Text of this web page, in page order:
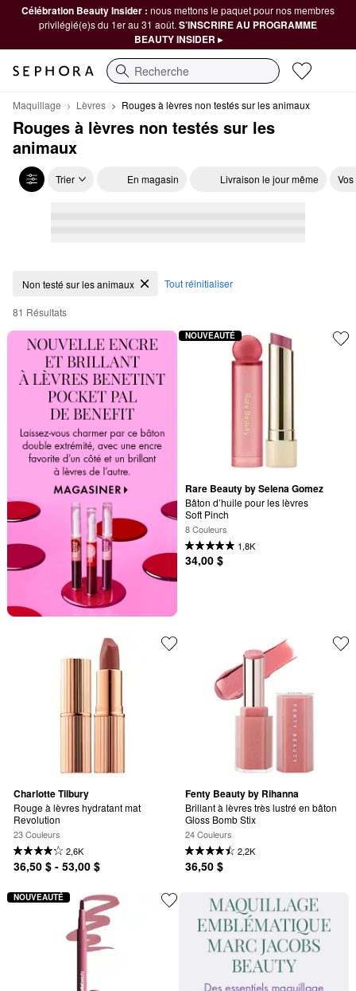
Célébration Beauty Insider : nous mettons le paquet pour nos membres
privilégié(e)s du 1er au 31 août. S’INSCRIRE AU PROGRAMME
BEAUTY INSIDER ▸
Recherche
Maquillage Lèvres Rouges à lèvres non testés sur les animaux
Rouges à lèvres non testés sur les
animaux
Trier En magasin Livraison le jour même
Rouges à lèvres non testés sur les animaux
Non testé sur les animaux Tout réinitialiser
81 Résultats
Rare Beauty by Selena Gomez
Bâton d’huile pour les lèvres
Soft Pinch
8 Couleurs
1,8K
34,00 $
NOUVEAUTÉ
Charlotte Tilbury
Rouge à lèvres hydratant mat
Revolution
23 Couleurs
2,6K
36,50 $ - 53,00 $
Fenty Beauty by Rihanna
Brillant à lèvres très lustré en bâton
Gloss Bomb Stix
24 Couleurs
2,2K
36,50 $
NOUVEAUTÉ